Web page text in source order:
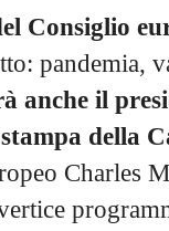
Consiglio
pandemia,
anche il
della
Charles